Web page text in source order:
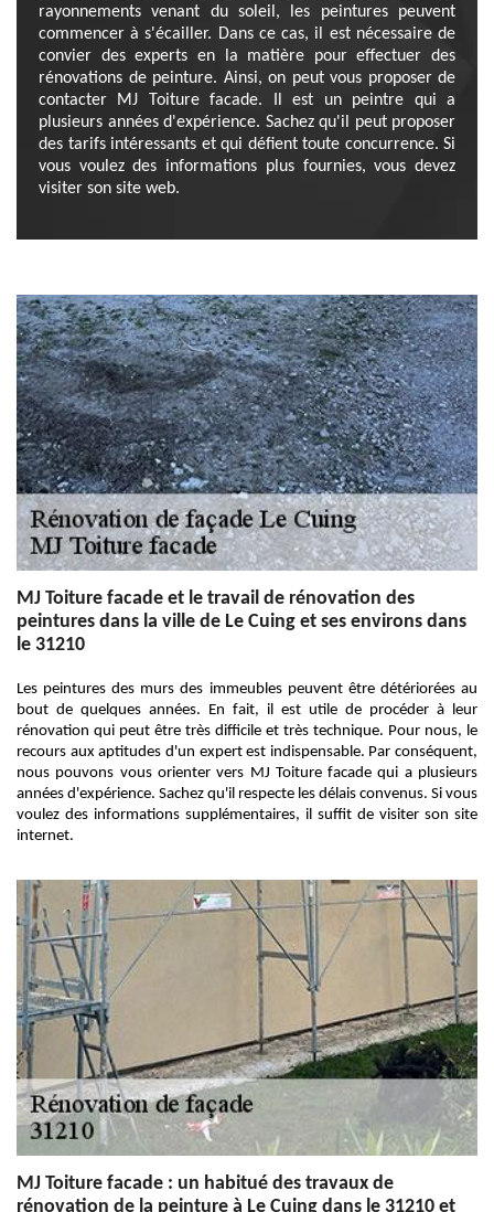
rayonnements venant du soleil, les peintures peuvent
commencer à s'écailler. Dans ce cas, il est nécessaire de
convier des experts en la matière pour effectuer des
rénovations de peinture. Ainsi, on peut vous proposer de
contacter MJ Toiture facade. Il est un peintre qui a
plusieurs années d'expérience. Sachez qu'il peut proposer
des tarifs intéressants et qui défient toute concurrence. Si
vous voulez des informations plus fournies, vous devez
visiter son site web.
MJ Toiture facade et le travail de rénovation des
peintures dans la ville de Le Cuing et ses environs dans
le 31210
Les peintures des murs des immeubles peuvent être détériorées au
bout de quelques années. En fait, il est utile de procéder à leur
rénovation qui peut être très difficile et très technique. Pour nous, le
recours aux aptitudes d'un expert est indispensable. Par conséquent,
nous pouvons vous orienter vers MJ Toiture facade qui a plusieurs
années d'expérience. Sachez qu'il respecte les délais convenus. Si vous
voulez des informations supplémentaires, il suffit de visiter son site
internet.
MJ Toiture facade : un habitué des travaux de
rénovation de la peinture à Le Cuing dans le 31210 et